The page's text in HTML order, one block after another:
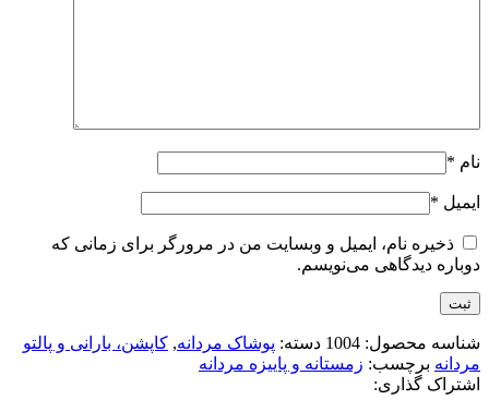
نام *
ایمیل *
ذخیره نام، ایمیل و وبسایت من در مرورگر برای زمانی که
دوباره دیدگاهی می‌نویسم.
شناسه محصول: 1004 دسته: پوشاک مردانه, کاپشن، بارانی و پالتو
مردانه برچسب: زمستانه و پاییزه مردانه
اشتراک گذاری: